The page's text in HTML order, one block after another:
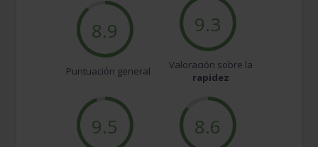
8.9
Puntuación general
9.3
Valoración sobre la
rapidez
9.5 8.6